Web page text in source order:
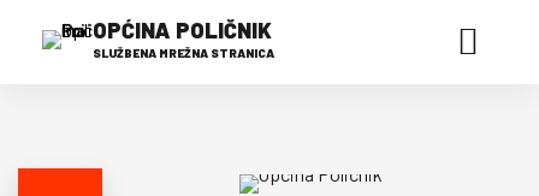
OPĆINA POLIČNIK
SLUŽBENA MREŽNA STRANICA